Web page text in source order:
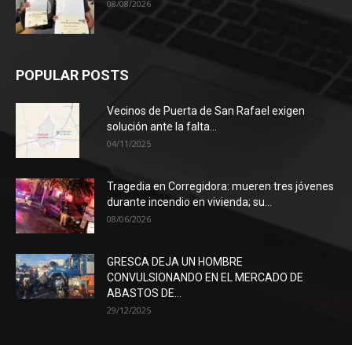
08/08/2026
POPULAR POSTS
Vecinos de Puerta de San Rafael exigen
solución ante la falta...
04/11/2025
Tragedia en Corregidora: mueren tres jóvenes
durante incendio en vivienda; su...
08/06/2026
GRESCA DEJA UN HOMBRE
CONVULSIONANDO EN EL MERCADO DE
ABASTOS DE...
29/12/2025